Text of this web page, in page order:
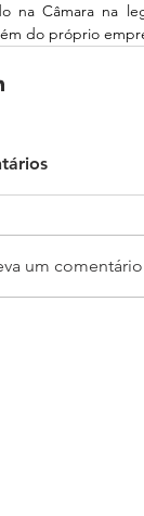
na Câmara na
do próprio
um comentário